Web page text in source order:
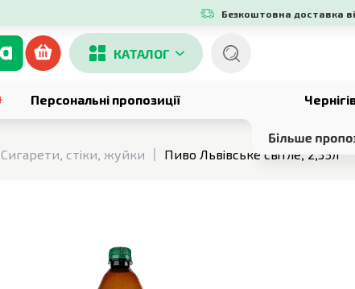
Безкоштовна доставка
КАТАЛОГ
Персональні пропозиції
Сигарети, стіки, жуйки Пиво Львівське світле, 2,35л